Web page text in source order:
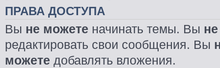
ПРАВА ДОСТУПА
Вы не можете начинать темы. Вы
редактировать свои сообщения. Вы
можете добавлять вложения.